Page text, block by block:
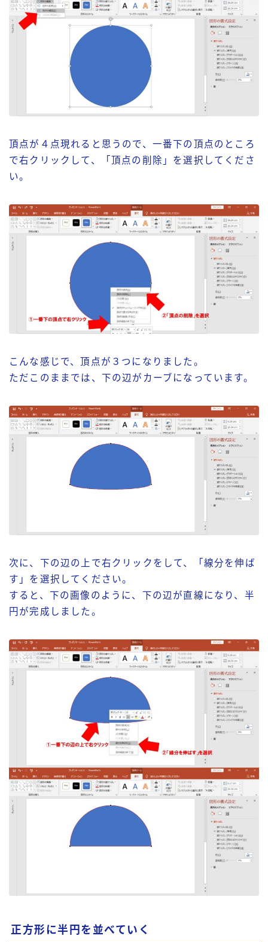
頂点が４点現れると思うので、一番下の頂点のところ
で右クリックして、「頂点の削除」を選択してくださ
い。
こんな感じで、頂点が３つになりました。
ただこのままでは、下の辺がカーブになっています。
次に、下の辺の上で右クリックをして、「線分を伸ば
す」を選択してください。
すると、下の画像のように、下の辺が直線になり、半
円が完成しました。
正方形に半円を並べていく